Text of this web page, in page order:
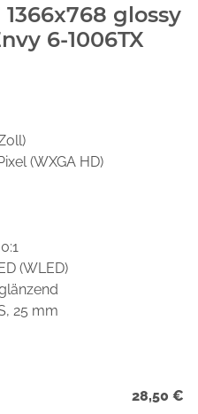
1366x768 glossy
6-1006TX
(WXGA HD)
(WLED)
25 mm
28,50 €